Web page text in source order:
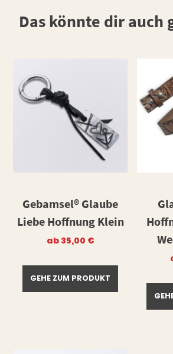
Das könnte dir
Gebamsel® Glaube
Liebe Hoffnung Klein
ab 35,00 €
GEHE ZUM PRODUKT